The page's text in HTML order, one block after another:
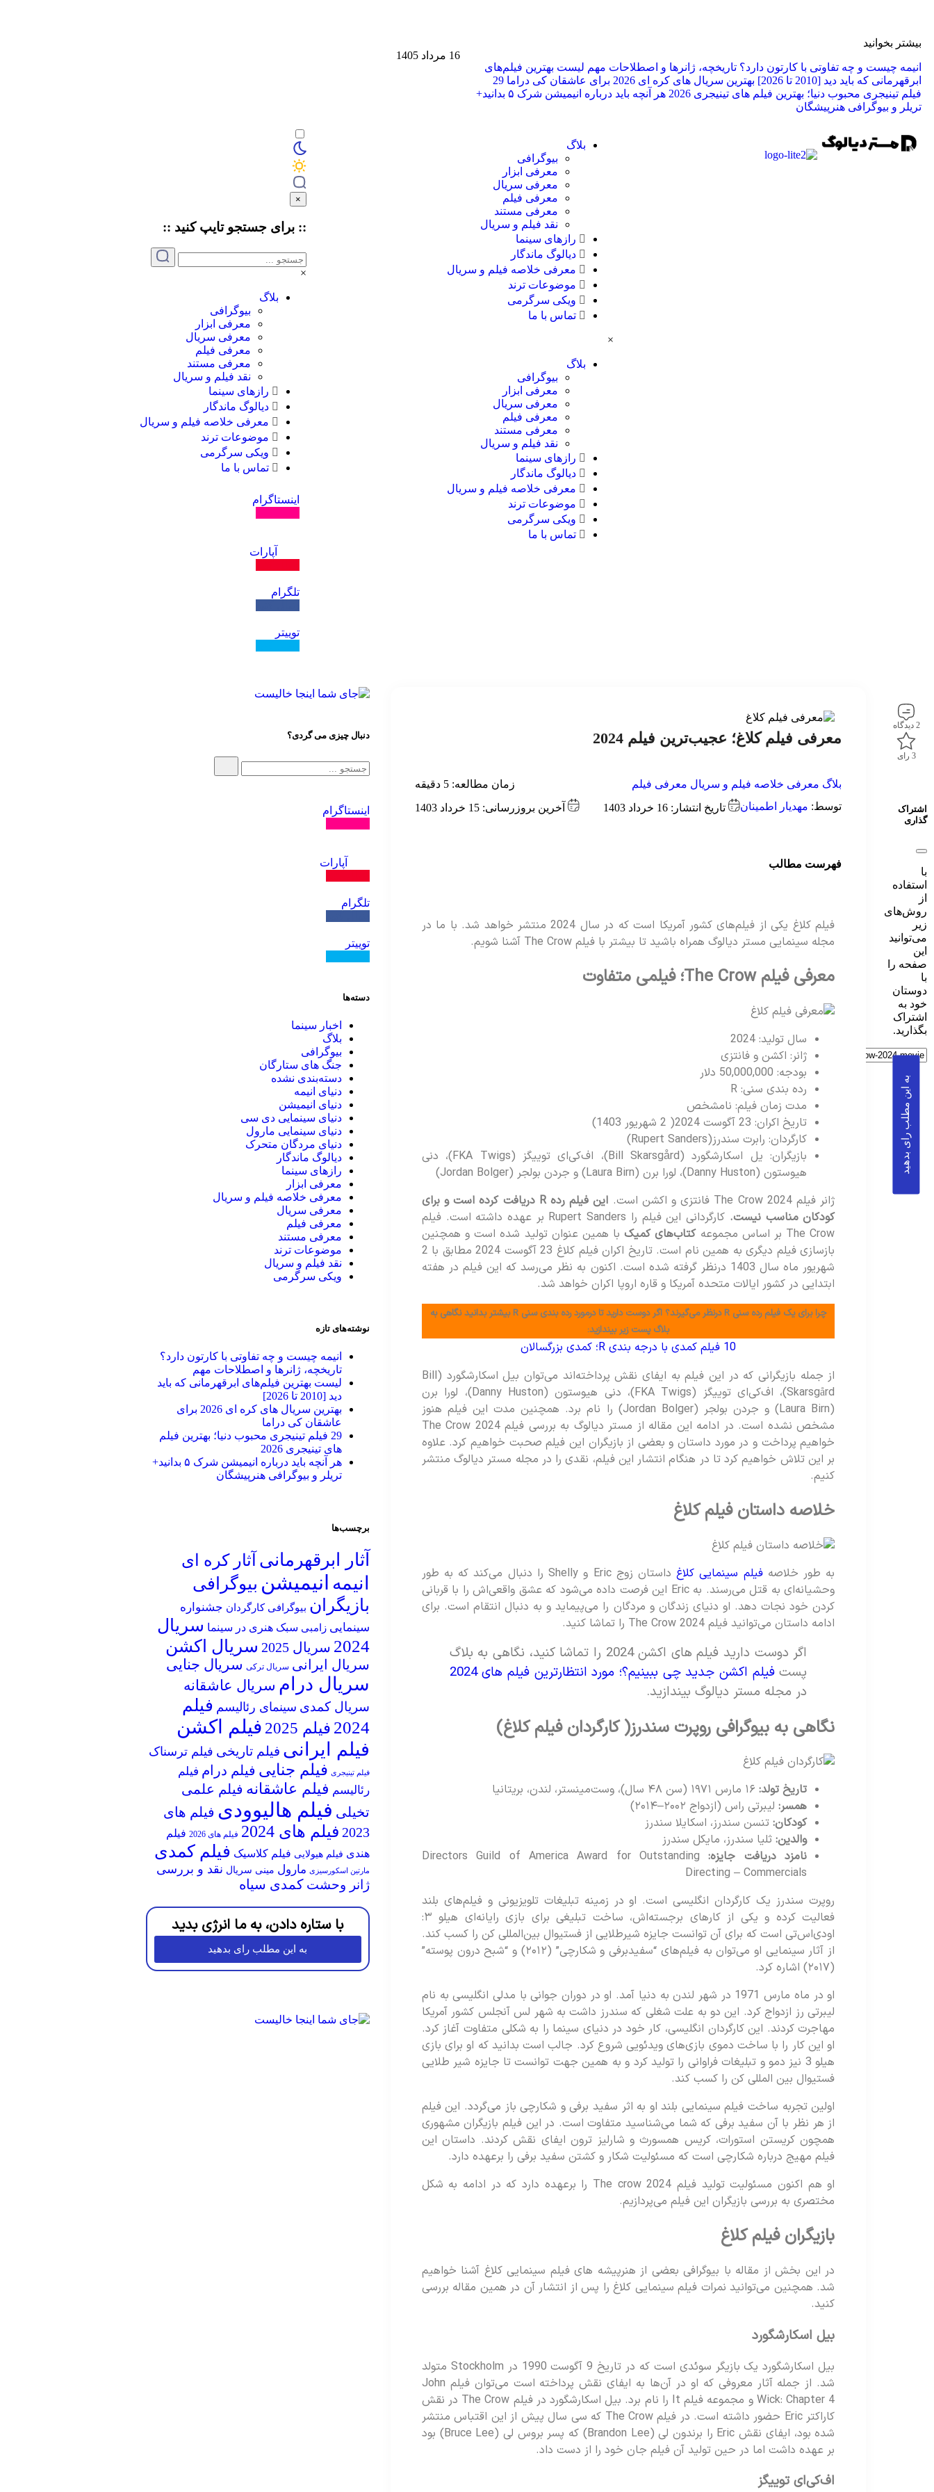
بیشتر بخوانید
انیمه چیست و چه تفاوتی با کارتون دارد؟ تاریخچه، ژانرها و اصطلاحات مهم لیست بهترین فیلم‌های
ابرقهرمانی که باید دید [2010 تا 2026]
بهترین سریال های کره ای 2026 برای عاشقان کی دراما
29
فیلم تینیجری محبوب دنیا؛ بهترین فیلم‌ های تینیجری 2026
هر آنچه باید درباره انیمیشن شرک ۵ بدانید+
تریلر و بیوگرافی هنرپیشگان
16 مرداد 1405
بلاگ
بیوگرافی
معرفی ابزار
معرفی سریال
معرفی فیلم
معرفی مستند
نقد فیلم و سریال
رازهای سینما
دیالوگ ماندگار
معرفی خلاصه فیلم و سریال
موضوعات ترند
ویکی سرگرمی
تماس با ما
×
بلاگ
بیوگرافی
معرفی ابزار
معرفی سریال
معرفی فیلم
معرفی مستند
نقد فیلم و سریال
رازهای سینما
دیالوگ ماندگار
معرفی خلاصه فیلم و سریال
موضوعات ترند
ویکی سرگرمی
تماس با ما
×
:: برای جستجو تایپکنید ::
×
بلاگ
بیوگرافی
معرفی ابزار
معرفی سریال
معرفی فیلم
معرفی مستند
نقد فیلم و سریال
رازهای سینما
دیالوگ ماندگار
معرفی خلاصه فیلم و سریال
موضوعات ترند
ویکی سرگرمی
تماس با ما
اینستاگرام
آپارات
تلگرام
توییتر
2 دیدگاه
3 رای
اشتراک
گذاری
با
استفاده
از
روش‌های
زیر
می‌توانید
این
صفحه را
با
دوستان
خود به
اشتراک
بگذارید.
به این مطلب رای بدهید
معرفی فیلم کلاغ؛ عجیب‌ترین فیلم 2024
بلاگ معرفی خلاصه فیلم و سریال معرفی فیلم زمان مطالعه: 5 دقیقه
توسط: مهدیار اطمینان تاریخ انتشار: 16 خرداد 1403 آخرین بروزرسانی: 15 خرداد 1403
فهرست مطالب
فیلم کلاغ یکی از فیلم‌های کشور آمریکا است که در سال 2024 منتشر خواهد شد. با ما در
مجله سینمایی مستر دیالوگ همراه باشید تا بیشتر با فیلم The Crow آشنا شویم.
معرفی فیلم The Crow؛ فیلمی متفاوت
سال تولید: 2024
ژانر: اکشن و فانتزی
بودجه: 50,000,000 دلار
رده بندی سنی: R
مدت زمان فیلم: نامشخص
تاریخ اکران: 23 آگوست 2024( 2 شهریور 1403)
کارگردان: رابرت سندرز(Rupert Sanders)
بازیگران: یل اسکارشگورد (Bill Skarsgård)، اف‌کی‌ای توییگز (FKA Twigs)، دنی
هیوستون (Danny Huston)، لورا برن (Laura Birn) و جردن بولجر (Jordan Bolger)
ژانر فیلم The Crow 2024 فانتزی و اکشن است.
این فیلم رده R دریافت کرده است و برای
کودکان مناسب نیست.
کارگردانی این فیلم را Rupert Sanders بر عهده داشته است. فیلم
The Crow بر اساس مجموعه
کتاب‌های کمیکبا همین عنوان تولید شده است و همچنین
بازسازی فیلم دیگری به همین نام است. تاریخ اکران فیلم کلاغ 23 آگوست 2024 مطابق با 2
شهریور ماه سال 1403 درنظر گرفته شده است. اکنون به نظر می‌رسد که این فیلم در هفته
ابتدایی در کشور ایالات متحده آمریکا و قاره اروپا اکران خواهد شد.
چرا برای یک فیلم رده سنی R درنظر می‌گیرند؟ اگر دوست دارید تا درمورد رده بندی سنی R بیشتر بدانید نگاهی به
بلاگ پست زیر بیندازید:
10 فیلم کمدی با درجه بندی R؛ کمدی بزرگسالان
از جمله بازیگرانی که در این فیلم به ایفای نقش پرداخته‌اند می‌توان بیل اسکارشگورد (Bill
Skarsgård)، اف‌کی‌ای توییگز (FKA Twigs)، دنی هیوستون (Danny Huston)، لورا برن
(Laura Birn) و جردن بولجر (Jordan Bolger) را نام برد. همچنین مدت این فیلم هنوز
مشخص نشده است. در ادامه این مقاله از مستر دیالوگ به بررسی فیلم The Crow 2024
خواهیم پرداخت و در مورد داستان و بعضی از بازیگران این فیلم صحبت خواهیم کرد. علاوه
بر این تلاش خواهیم کرد تا در هنگام انتشار این فیلم، نقدی را در مجله مستر دیالوگ منتشر
کنیم.
خلاصه داستان فیلم کلاغ
به طور خلاصهفیلم سینمایی کلاغ
داستان زوج Eric و Shelly را دنبال می‌کند که به طور
وحشیانه‌ای به قتل می‌رسند. به Eric این فرصت داده می‌شود که عشق واقعی‌اش را با قربانی
کردن خود نجات دهد. او دنیای زندگان و مردگان را می‌پیماید و به دنبال انتقام است. برای
ادامه داستان می‌توانید فیلم The Crow 2024 را تماشا کنید.
اگر دوست دارید فیلم های اکشن 2024 را تماشا کنید، نگاهی به بلاگ
پستفیلم اکشن جدید چی ببینیم؟؛ مورد انتظارترین فیلم های 2024
در مجله مستر دیالوگ بیندازید.
نگاهی به بیوگرافی روپرت سندرز( کارگردان فیلم کلاغ)
تاریخ تولد: ۱۶ مارس ۱۹۷۱ (سن ۴۸ سال)، وست‌مینستر، لندن، بریتانیا
همسر: لیبرتی راس (ازدواج ۲۰۰۲–۲۰۱۴)
کودکان: تنسن سندرز، اسکایلا سندرز
والدین: ثلیا سندرز، مایکل سندرز
نامزد دریافت جایزه: Directors Guild of America Award for Outstanding
Directing – Commercials
روپرت سندرز یک کارگردان انگلیسی است. او در زمینه تبلیغات تلویزیونی و فیلم‌های بلند
فعالیت کرده و یکی از کارهای برجسته‌اش، ساخت تبلیغی برای بازی رایانه‌ای هیلو ۳:
اودی‌اس‌تی است که برای آن توانست جایزه شیرطلایی از فستیوال بین‌المللی کن را کسب کند.
از آثار سینمایی او می‌توان به فیلم‌های “سفیدبرفی و شکارچی” (۲۰۱۲) و “شبح درون پوسته”
(۲۰۱۷) اشاره کرد.
او در ماه مارس 1971 در شهر لندن به دنیا آمد. او در دوران جوانی با مدلی انگلیسی به نام
لیبرتی رز ازدواج کرد. این دو به علت شغلی که سندرز داشت به شهر لس آنجلس کشور آمریکا
مهاجرت کردند. این کارگردان انگلیسی، کار خود در دنیای سینما را به شکلی متفاوت آغاز کرد.
او این کار را با ساخت دموی بازی‌های ویدئویی شروع کرد. جالب است بدانید که او برای بازی
هیلو 3 نیز دمو و تبلیغات فراوانی را تولید کرد و به همین جهت توانست تا جایزه شیر طلایی
فستیوال بین المللی کن را کسب کند.
اولین تجربه ساخت فیلم سینمایی بلند او به اثر سفید برفی و شکارچی باز می‌گردد. این فیلم
از هر نظر با آن سفید برفی که شما می‌شناسید متفاوت است. در این فیلم بازیگران مشهوری
همچون کریستن استورات، کریس همسورث و شارلیز ترون ایفای نقش کردند. داستان این
فیلم مهیج درباره شکارچی است که مسئولیت شکار و کشتن سفید برفی را برعهده دارد.
او هم‌ اکنون مسئولیت تولید فیلم The crow 2024 را برعهده دارد که در ادامه به شکل
مختصری به بررسی بازیگران این فیلم می‌پردازیم.
بازیگران فیلم کلاغ
در این بخش از مقاله با بیوگرافی بعضی از هنرپیشه های فیلم سینمایی کلاغ آشنا خواهیم
شد. همچنین می‌توانید نمرات فیلم سینمایی کلاغ را پس از انتشار آن در همین مقاله بررسی
کنید.
بیل اسکارشگورد
بیل اسکارشگورد یک بازیگر سوئدی است که در تاریخ 9 آگوست 1990 در Stockholm متولد
شد. از جمله آثار معروفی که او در آن‌ها به ایفای نقش پرداخته است می‌توان فیلم John
Wick: Chapter 4 و مجموعه فیلم It را نام برد. بیل اسکارشگورد در فیلم The Crow در نقش
کاراکتر Eric حضور داشته است. در فیلم The Crow که سی سال پیش از این اقتباس منتشر
شده بود، ایفای نقش Eric را برندون لی (Brandon Lee) که پسر بروس لی (Bruce Lee) بود
بر عهده داشت اما در حین تولید آن فیلم جان خود را از دست داد.
اف‌کی‌ای توییگز
دنبال چیزی می گردی؟
اینستاگرام
آپارات
تلگرام
توییتر
دسته‌ها
اخبار سینما
بلاگ
بیوگرافی
جنگ های ستارگان
دسته‌بندی نشده
دنیای انیمه
دنیای انیمیشن
دنیای سینمایی دی‌ سی
دنیای سینمایی مارول
دنیای مردگان متحرک
دیالوگ ماندگار
رازهای سینما
معرفی ابزار
معرفی خلاصه فیلم و سریال
معرفی سریال
معرفی فیلم
معرفی مستند
موضوعات ترند
نقد فیلم و سریال
ویکی سرگرمی
نوشته‌های تازه
انیمه چیست و چه تفاوتی با کارتون دارد؟
تاریخچه، ژانرها و اصطلاحات مهم
لیست بهترین فیلم‌های ابرقهرمانی که باید
دید [2010 تا 2026]
بهترین سریال های کره ای 2026 برای
عاشقان کی دراما
29 فیلم تینیجری محبوب دنیا؛ بهترین فیلم‌
های تینیجری 2026
هر آنچه باید درباره انیمیشن شرک ۵ بدانید+
تریلر و بیوگرافی هنرپیشگان
برچسب‌ها
آثار ابرقهرمانی آثار کره ای
انیمه انیمیشن بیوگرافی
بازیگران بیوگرافی کارگردان جشنواره
سینمایی زامبی سبک هنری در سینما سریال
2024 سریال 2025 سریال اکشن
سریال ایرانی سریال ترکی سریال جنایی
سریال درام سریال عاشقانه
سریال کمدی سینمای رئالیسم فیلم
2024 فیلم 2025 فیلم اکشن
فیلم ایرانی فیلم تاریخی فیلم ترسناک
فیلم تینیجری فیلم جنایی فیلم درام فیلم
رئالیسم فیلم عاشقانه فیلم علمی
تخیلی فیلم هالیوودی فیلم های
2023 فیلم های 2024 فیلم های 2026
فیلم
هندی فیلم هیولایی فیلم کلاسیک فیلم کمدی
مارتین اسکورسیزی مارول مینی سریال نقد و بررسی
ژانر وحشت کمدی سیاه
با ستاره دادن، به ما انرژی بدید
به این مطلب رای بدهید